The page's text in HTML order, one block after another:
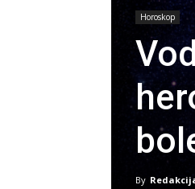
Horoskop
By